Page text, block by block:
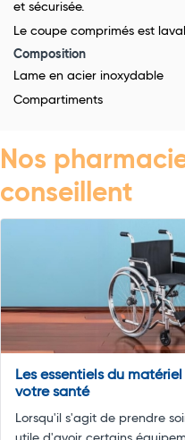
et sécurisée.
Le coupe comprimés est
Composition
Lame en acier inoxydable
Compartiments
Nos
conseillent
Les essentiels du
votre santé
Lorsqu'il s'agit de prendre